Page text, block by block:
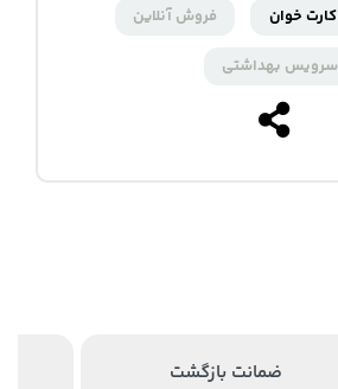
کارت خوان فروش آنلاین
سرویس بهداشتی
ضمانت بازگشت